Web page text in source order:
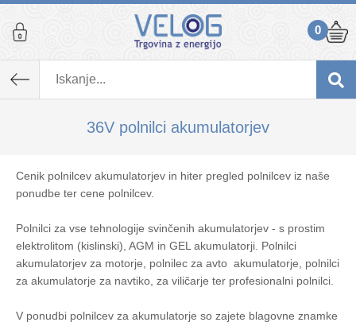
0
36V polnilci akumulatorjev
Cenik polnilcev akumulatorjev in hiter pregled polnilcev iz naše
ponudbe ter cene polnilcev.
Polnilci za vse tehnologije svinčenih akumulatorjev - s prostim
elektrolitom (kislinski), AGM in GEL akumulatorji. Polnilci
akumulatorjev za motorje, polnilec za avto akumulatorje, polnilci
za akumulatorje za navtiko, za viličarje ter profesionalni polnilci.
V ponudbi polnilcev za akumulatorje so zajete blagovne znamke